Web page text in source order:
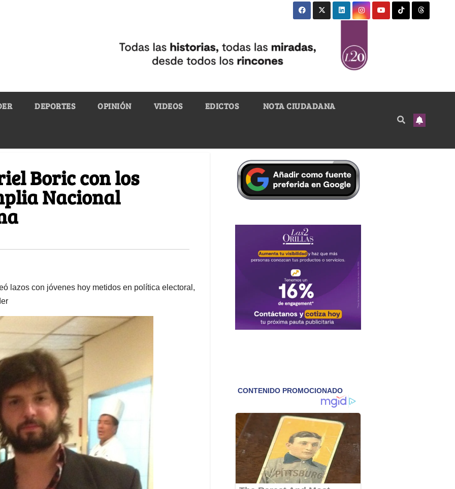
DEPORTES OPINIÓN VIDEOS EDICTOS NOTA CIUDADANA
Boric con los
Nacional
lazos con jóvenes hoy metidos en política electoral,